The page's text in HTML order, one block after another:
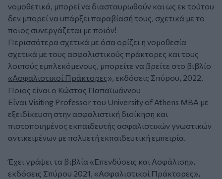
νομοθετικά, μπορεί να διασταυρωθούν και ως εκ τούτου
δεν μπορεί να υπάρξει παραβίασή τους, σχετικά με το
ποιος συνεργάζεται με ποιόν!
Περισσότερα σχετικά με όσα ορίζει η νομοθεσία
σχετικά με τους ασφαλιστικούς πράκτορες και τους
λοιπούς εμπλεκόμενους, μπορείτε να βρείτε στο βιβλίο
«Ασφαλιστικοί Πράκτορες», εκδόσεις Σπύρου, 2022.
Ποιος είναι ο Κώστας Παπαϊωάννου
Είναι Visiting Professor του University of Athens MBA με
εξειδίκευση στην ασφαλιστική διοίκηση και
πιστοποιημένος εκπαιδευτής ασφαλιστικών γνωστικών
αντικειμένων με πολυετή εκπαιδευτική εμπειρία.
Έχει γράψει τα βιβλία «Επενδύσεις και Ασφάλιση»,
εκδόσεις Σπύρου 2021, «Ασφαλιστικοί Πράκτορες»,